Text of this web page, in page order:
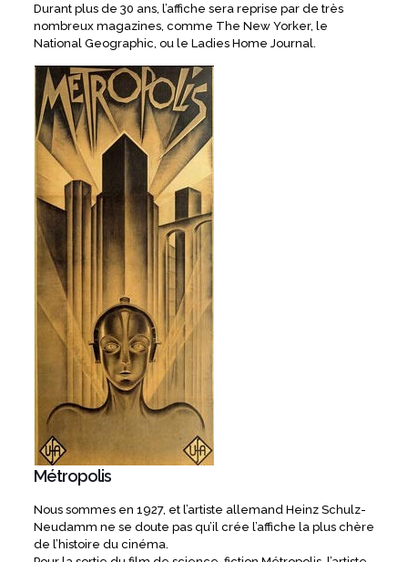
Durant plus de 30 ans, l’affiche sera reprise par de très
nombreux magazines, comme The New Yorker, le
National Geographic, ou le Ladies Home Journal.
Métropolis
Nous sommes en 1927, et l’artiste allemand Heinz Schulz-
Neudamm ne se doute pas qu’il crée l’affiche la plus chère
de l’histoire du cinéma.